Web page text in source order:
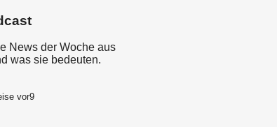
News der Woche aus
was sie bedeuten.
vor9